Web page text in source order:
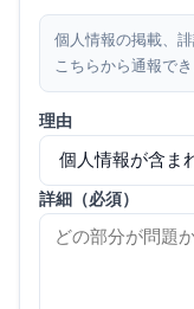
個人情報の掲載、
こちらから通報でき
理由
詳細（必須）